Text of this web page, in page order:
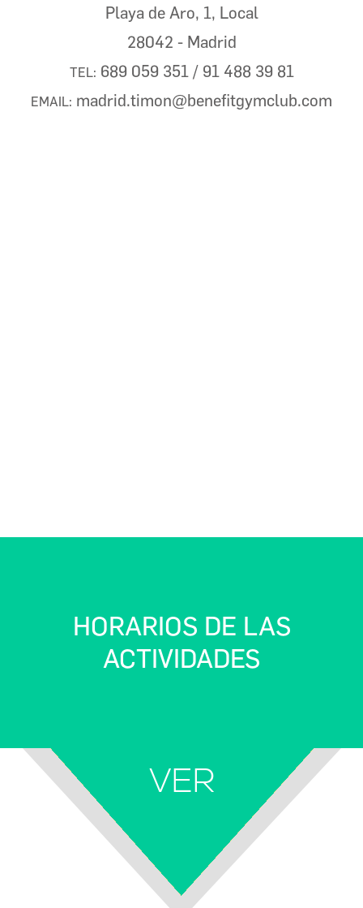
Playa de Aro, 1, Local
28042 - Madrid
TEL: 689 059 351 / 91 488 39 81
EMAIL: madrid.timon@benefitgymclub.com
HORARIOS DE LAS
ACTIVIDADES
VER